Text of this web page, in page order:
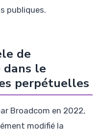
publiques.
de
le
perpétuelles
Broadcom en 2022,
modifié la